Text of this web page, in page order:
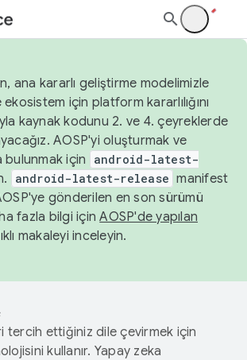
ana kararlı geliştirme modelimizle
için platform kararlılığını
kaynak kodunu 2. ve 4. çeyreklerde
AOSP'yi oluşturmak ve
bulunmak için
android-latest-
android-latest-release manifest
gönderilen en son sürümü
fazla bilgi içinAOSP'de yapılan
makaleyi inceleyin.
tercih ettiğiniz dile çevirmek için
kullanır. Yapay zeka